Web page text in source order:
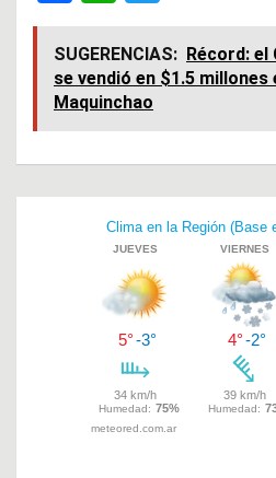
a
ce
b
o
o
k
h
at
s
A
p
p
wi
tt
er
SUGERENCIAS: Récord: el
se vendió en $1.5 millones
Maquinchao
entradas